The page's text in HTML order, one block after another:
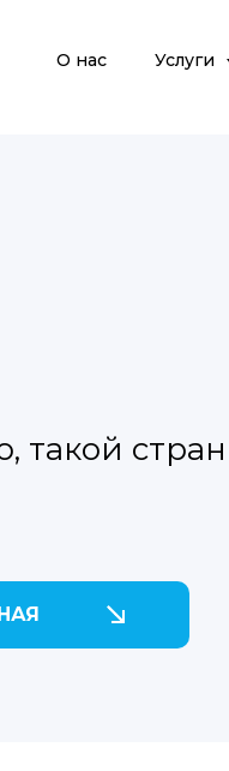
О нас Услуги
такой